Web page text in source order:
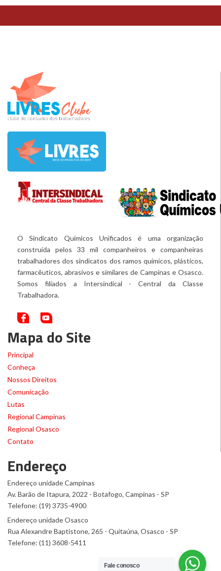
TESTE
O Sindicato Químicos Unificados é uma organização
construída pelos 33 mil companheiros e companheiras
trabalhadores dos sindicatos dos ramos químicos, plásticos,
farmacêuticos, abrasivos e similares de Campinas e Osasco.
Somos filiados a Intersindical - Central da Classe
Trabalhadora.
Mapa do Site
Principal
Conheça
Nossos Direitos
Comunicação
Lutas
Regional Campinas
Regional Osasco
Contato
Endereço
Endereço unidade Campinas
Av. Barão de Itapura, 2022 - Botafogo, Campinas - SP
Telefone: (19) 3735-4900
Endereço unidade Osasco
Rua Alexandre Baptistone, 265 - Quitaúna, Osasco - SP
Telefone: (11) 3608-5411
Fale conosco